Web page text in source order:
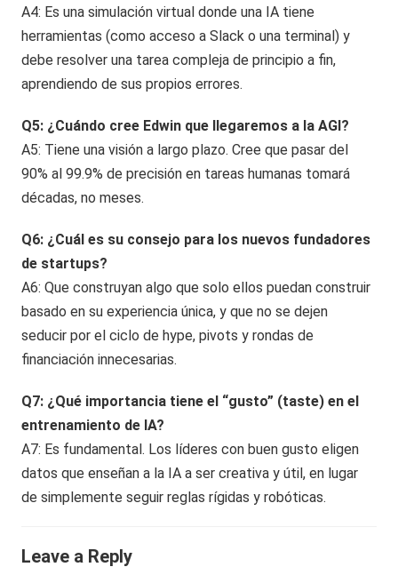
A4: Es una simulación virtual donde una IA tiene
herramientas (como acceso a Slack o una terminal) y
debe resolver una tarea compleja de principio a fin,
aprendiendo de sus propios errores.
Q5: ¿Cuándo cree Edwin que llegaremos a la AGI?
A5: Tiene una visión a largo plazo. Cree que pasar del
90% al 99.9% de precisión en tareas humanas tomará
décadas, no meses.
Q6: ¿Cuál es su consejo para los nuevos fundadores
de startups?
A6: Que construyan algo que solo ellos puedan construir
basado en su experiencia única, y que no se dejen
seducir por el ciclo de hype, pivots y rondas de
financiación innecesarias.
Q7: ¿Qué importancia tiene el “gusto” (taste) en el
entrenamiento de IA?
A7: Es fundamental. Los líderes con buen gusto eligen
datos que enseñan a la IA a ser creativa y útil, en lugar
de simplemente seguir reglas rígidas y robóticas.
Leave a Reply